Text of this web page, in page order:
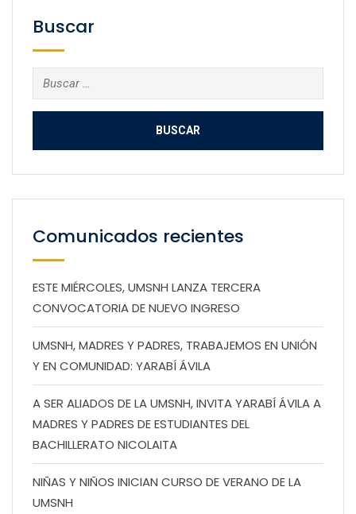
Buscar
Buscar:
Comunicados recientes
ESTE MIÉRCOLES, UMSNH LANZA TERCERA
CONVOCATORIA DE NUEVO INGRESO
UMSNH, MADRES Y PADRES, TRABAJEMOS EN UNIÓN
Y EN COMUNIDAD: YARABÍ ÁVILA
A SER ALIADOS DE LA UMSNH, INVITA YARABÍ ÁVILA A
MADRES Y PADRES DE ESTUDIANTES DEL
BACHILLERATO NICOLAITA
NIÑAS Y NIÑOS INICIAN CURSO DE VERANO DE LA
UMSNH